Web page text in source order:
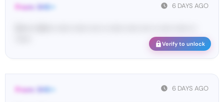
6 DAYS AGO
From: SHE••
Verify to unlock
6 DAYS AGO
From: SHE••